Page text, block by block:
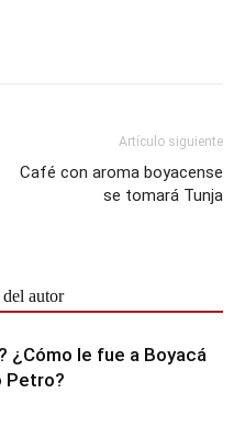
Artículo siguiente
Café con aroma boyacense
se tomará Tunja
autor
¿Cómo le fue a Boyacá
Petro?